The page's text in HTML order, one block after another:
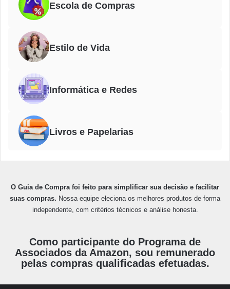
Escola de Compras
Estilo de Vida
Informática e Redes
Livros e Papelarias
O Guia de Compra foi feito para simplificar sua decisão e facilitar
suas compras. Nossa equipe eleciona os melhores produtos de forma
independente, com critérios técnicos e análise honesta.
Como participante do Programa de
Associados da Amazon, sou remunerado
pelas compras qualificadas efetuadas.